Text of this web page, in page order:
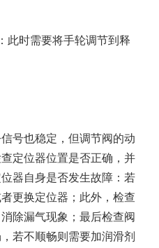
此时需要将手轮调节到释
号也稳定，但调节阀的动
定位器位置是否正确，并
器自身是否发生故障：若
更换定位器；此外，检查
除漏气现象；最后检查阀
若不顺畅则需要加润滑剂